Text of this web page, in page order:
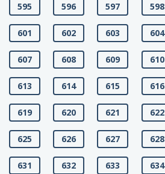
595 596 597 598
601 602 603 604
607 608 609 610
613 614 615 616
619 620 621 622
625 626 627 628
631 632 633 634